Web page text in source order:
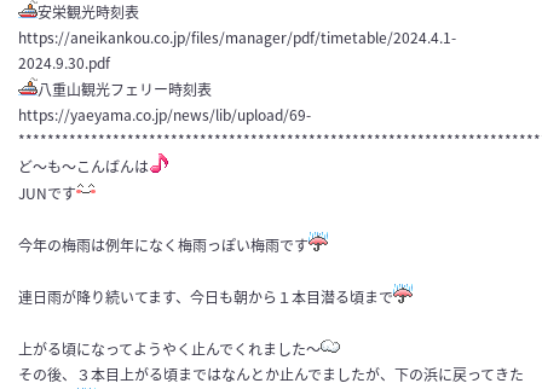
安栄観光時刻表
https://aneikankou.co.jp/files/manager/pdf/timetable/2024.4.1-
2024.9.30.pdf
八重山観光フェリー時刻表
https://yaeyama.co.jp/news/lib/upload/69-
ど〜も〜こんばんは
JUNです
今年の梅雨は例年になく梅雨っぽい梅雨です
連日雨が降り続いてます、今日も朝から１本目潜る頃まで
上がる頃になってようやく止んでくれました〜
その後、３本目上がる頃まではなんとか止んでましたが、下の浜に戻ってきた